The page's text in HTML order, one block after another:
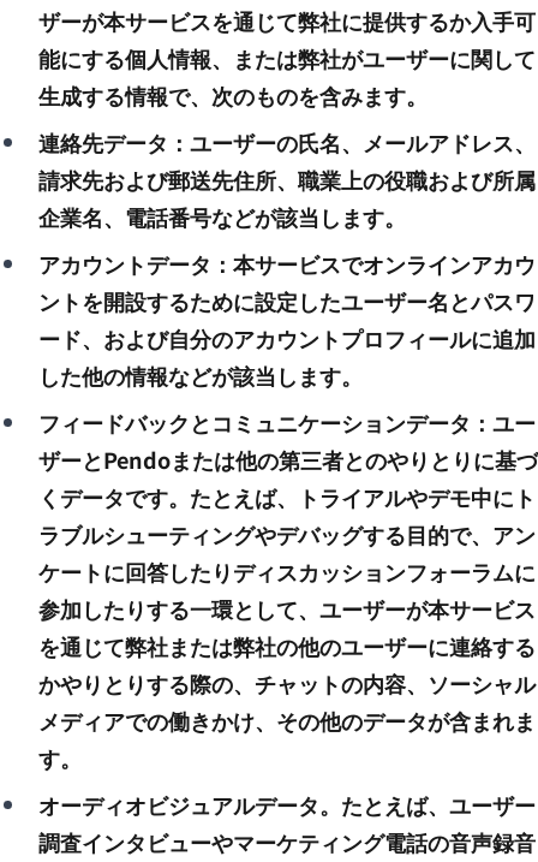
ザーが本サービスを通じて弊社に提供するか入手可
能にする個人情報、または弊社がユーザーに関して
生成する情報で、次のものを含みます。
連絡先データ：ユーザーの氏名、メールアドレス、
請求先および郵送先住所、職業上の役職および所属
企業名、電話番号などが該当します。
アカウントデータ：本サービスでオンラインアカウ
ントを開設するために設定したユーザー名とパスワ
ード、および自分のアカウントプロフィールに追加
した他の情報などが該当します。
フィードバックとコミュニケーションデータ：ユー
ザーとPendoまたは他の第三者とのやりとりに基づ
くデータです。たとえば、トライアルやデモ中にト
ラブルシューティングやデバッグする目的で、アン
ケートに回答したりディスカッションフォーラムに
参加したりする一環として、ユーザーが本サービス
を通じて弊社または弊社の他のユーザーに連絡する
かやりとりする際の、チャットの内容、ソーシャル
メディアでの働きかけ、その他のデータが含まれま
す。
オーディオビジュアルデータ。たとえば、ユーザー
調査インタビューやマーケティング電話の音声録音